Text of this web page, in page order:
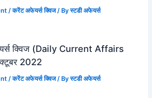
/करेंट अफेयर्स क्विज/ Byस्टडी अफेयर्स
क्विज (Daily Current Affairs
2022
/करेंट अफेयर्स क्विज/ Byस्टडी अफेयर्स